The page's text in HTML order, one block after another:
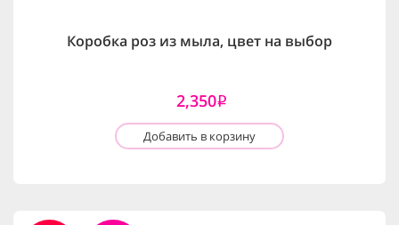
Коробка роз из мыла, цвет на выбор
2,350i
Добавить в корзину